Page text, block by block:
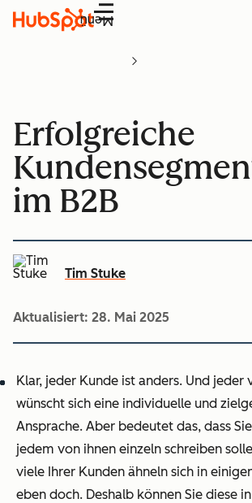
Menü
Erfolgreiche
im B2B
Tim Stuke
Aktualisiert: 28. Mai 2025
Klar, jeder Kunde ist anders. Und jeder
wünscht sich eine individuelle und
Ansprache. Aber bedeutet das, dass
jedem von ihnen einzeln schreiben
viele Ihrer Kunden ähneln sich in
eben doch. Deshalb können Sie diese